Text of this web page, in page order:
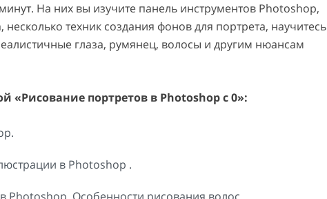
На них вы изучите панель инструментов Photoshop,
техник создания фонов для портрета, научитесь
глаза, румянец, волосы и другим нюансам
портретов в Photoshop с 0»:
в Photoshop .